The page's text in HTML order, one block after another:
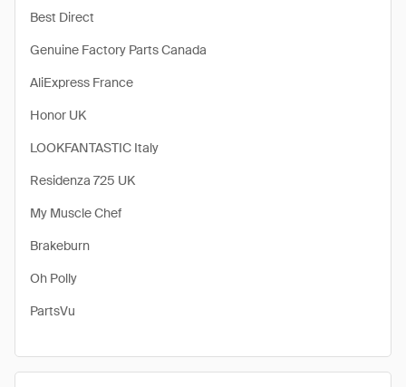
Best Direct
Genuine Factory Parts Canada
AliExpress France
Honor UK
LOOKFANTASTIC Italy
Residenza 725 UK
My Muscle Chef
Brakeburn
Oh Polly
PartsVu